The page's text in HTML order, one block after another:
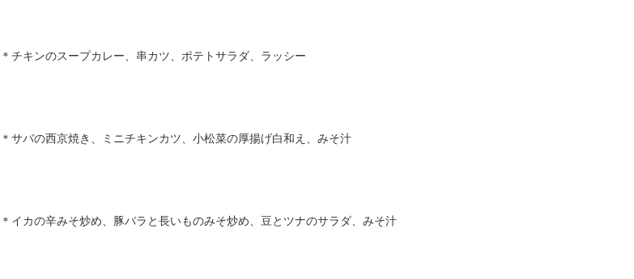
＊チキンのスープカレー、串カツ、ポテトサラダ、ラッシー
＊サバの西京焼き、ミニチキンカツ、小松菜の厚揚げ白和え、みそ汁
＊イカの辛みそ炒め、豚バラと長いものみそ炒め、豆とツナのサラダ、みそ汁